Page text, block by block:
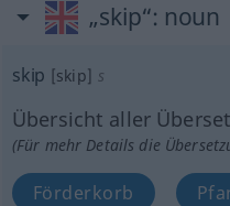
„skip“: noun
skip [skip] s
Übersicht aller
(Für mehr Details die
Förderkorb